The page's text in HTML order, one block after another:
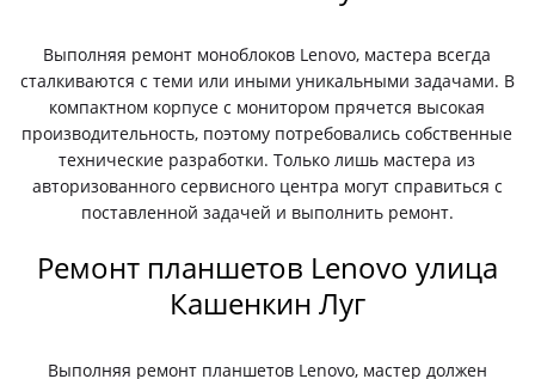
Выполняя ремонт моноблоков Lenovo, мастера всегда
сталкиваются с теми или иными уникальными задачами. В
компактном корпусе с монитором прячется высокая
производительность, поэтому потребовались собственные
технические разработки. Только лишь мастера из
авторизованного сервисного центра могут справиться с
поставленной задачей и выполнить ремонт.
Ремонт планшетов Lenovo улица
Кашенкин Луг
Выполняя ремонт планшетов Lenovo, мастер должен